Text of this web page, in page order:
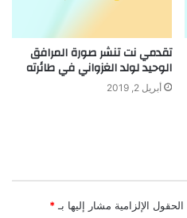
تقدمي نت تنشر صورة المرافق
الوحيد لولد الغزواني في طائرته
أبريل 2, 2019
الحقول الإلزامية مشار إليها بـ *